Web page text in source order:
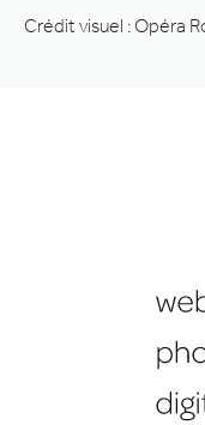
Crédit visuel : Opéra